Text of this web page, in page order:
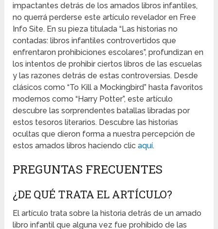
impactantes detrás de los amados libros infantiles,
no querrá perderse este artículo revelador en Free
Info Site. En su pieza titulada “Las historias no
contadas: libros infantiles controvertidos que
enfrentaron prohibiciones escolares”, profundizan en
los intentos de prohibir ciertos libros de las escuelas
y las razones detrás de estas controversias. Desde
clásicos como “To Kill a Mockingbird” hasta favoritos
modernos como “Harry Potter”, este artículo
descubre las sorprendentes batallas libradas por
estos tesoros literarios. Descubre las historias
ocultas que dieron forma a nuestra percepción de
estos amados libros haciendo clicaquí.
PREGUNTAS FRECUENTES
¿DE QUÉ TRATA EL ARTÍCULO?
El artículo trata sobre la historia detrás de un amado
libro infantil que alguna vez fue prohibido de las